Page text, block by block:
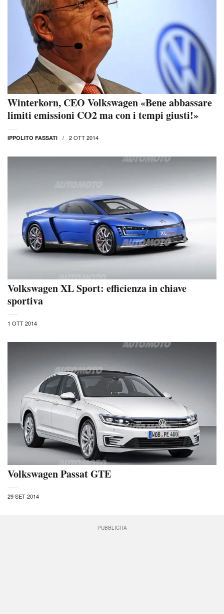
Winterkorn, CEO Volkswagen «Bene abbassare
limiti emissioni CO2 ma con i tempi giusti!»
IPPOLITO FASSATI 2 OTT 2014
Volkswagen XL Sport: efficienza in chiave
sportiva
1 OTT 2014
Volkswagen Passat GTE
29 SET 2014
PUBBLICITÀ